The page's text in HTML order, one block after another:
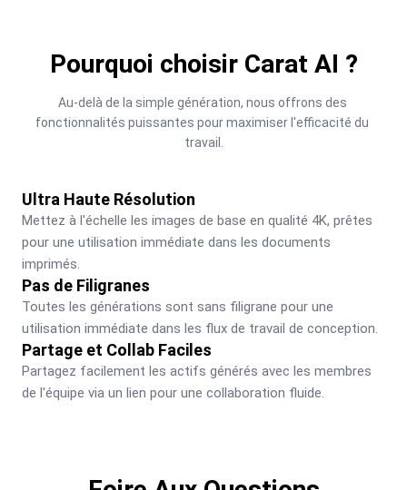
Pourquoi choisir Carat AI ?
Au-delà de la simple génération, nous offrons des
fonctionnalités puissantes pour maximiser l'efficacité du
travail.
Ultra Haute Résolution
Mettez à l'échelle les images de base en qualité 4K, prêtes
pour une utilisation immédiate dans les documents
imprimés.
Pas de Filigranes
Toutes les générations sont sans filigrane pour une
utilisation immédiate dans les flux de travail de conception.
Partage et Collab Faciles
Partagez facilement les actifs générés avec les membres
de l'équipe via un lien pour une collaboration fluide.